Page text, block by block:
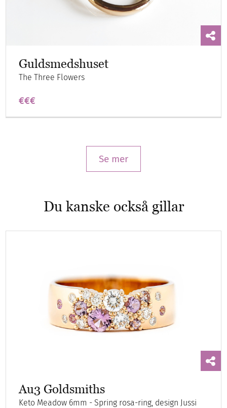
Guldsmedshuset
The Three Flowers
€€€
Se mer
Du kanske också gillar
Au3 Goldsmiths
Keto Meadow 6mm - Spring rosa-ring, design Jussi